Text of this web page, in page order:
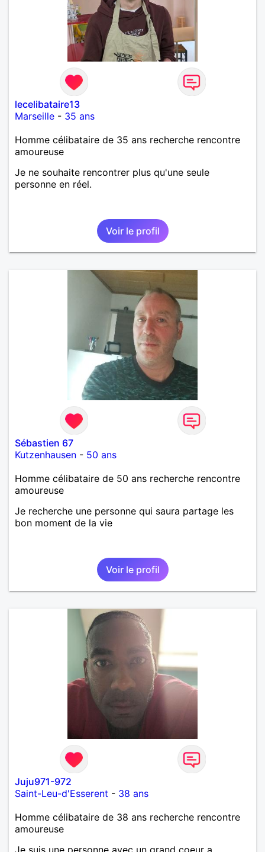
lecelibataire13
Marseille - 35 ans
Homme célibataire de 35 ans recherche rencontre
amoureuse
Je ne souhaite rencontrer plus qu'une seule
personne en réel.
Voir le profil
Sébastien 67
Kutzenhausen - 50 ans
Homme célibataire de 50 ans recherche rencontre
amoureuse
Je recherche une personne qui saura partage les
bon moment de la vie
Voir le profil
Juju971-972
Saint-Leu-d'Esserent - 38 ans
Homme célibataire de 38 ans recherche rencontre
amoureuse
Je suis une personne avec un grand coeur a